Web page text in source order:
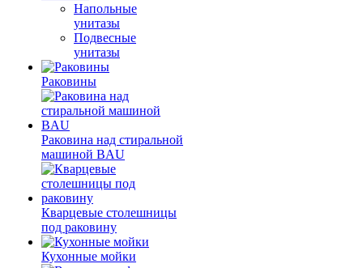
Напольные
унитазы
Подвесные
унитазы
Раковины
Раковина над стиральной
машиной BAU
Кварцевые столешницы
под раковину
Кухонные мойки